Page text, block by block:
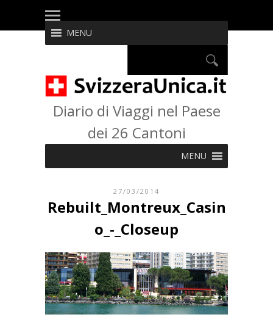
MENU
Diario di Viaggi nel Paese
dei 26 Cantoni
MENU
27/03/2014
Rebuilt_Montreux_Casin
o_-_Closeup